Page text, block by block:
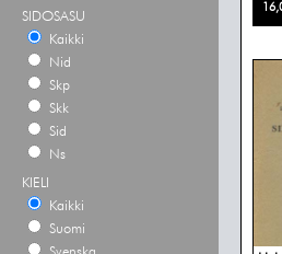
SIDOSASU
Kaikki
Nid
Skp
Skk
Sid
Ns
KIELI
Kaikki
Suomi